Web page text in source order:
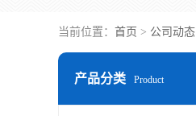
当前位置： 首页 > 公司动态
产品分类 Product